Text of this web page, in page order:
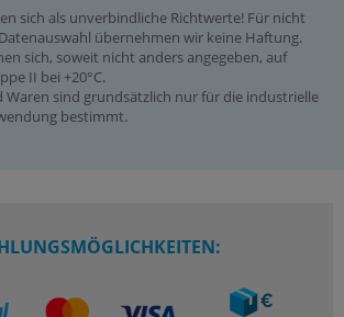
sich als unverbindliche Richtwerte! Für nicht
übernehmen wir keine Haftung.
sich, soweit nicht anders angegeben, auf
II bei +20°C.
Waren sind grundsätzlich nur für die industrielle
bestimmt.